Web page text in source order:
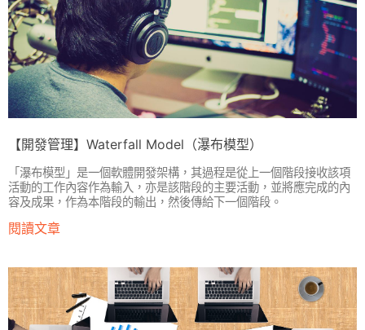
【開發管理】Waterfall Model（瀑布模型）
「瀑布模型」是一個軟體開發架構，其過程是從上一個階段接收該項
活動的工作內容作為輸入，亦是該階段的主要活動，並將應完成的內
容及成果，作為本階段的輸出，然後傳給下一個階段。
閱讀文章